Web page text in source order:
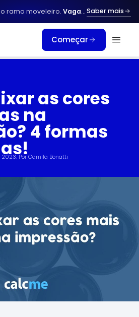
ramo moveleiro. Vagas limitadas. Saber mais
Começar
as cores
na
4 formas
2023. PorCamila Bonatti